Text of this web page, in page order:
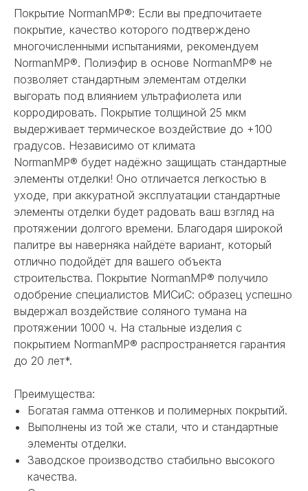
Покрытие NormanMP®: Если вы предпочитаете
покрытие, качество которого подтверждено
многочисленными испытаниями, рекомендуем
NormanMP®. Полиэфир в основе NormanMP® не
позволяет стандартным элементам отделки
выгорать под влиянием ультрафиолета или
корродировать. Покрытие толщиной 25 мкм
выдерживает термическое воздействие до +100
градусов. Независимо от климата
NormanMP® будет надёжно защищать стандартные
элементы отделки! Оно отличается легкостью в
уходе, при аккуратной эксплуатации стандартные
элементы отделки будет радовать ваш взгляд на
протяжении долгого времени. Благодаря широкой
палитре вы наверняка найдёте вариант, который
отлично подойдёт для вашего объекта
строительства. Покрытие NormanMP® получило
одобрение специалистов МИСиС: образец успешно
выдержал воздействие соляного тумана на
протяжении 1000 ч. На стальные изделия с
покрытием NormanMP® распространяется гарантия
до 20 лет*.
Преимущества:
Богатая гамма оттенков и полимерных покрытий.
Выполнены из той же стали, что и стандартные
элементы отделки.
Заводское производство стабильно высокого
качества.
НЕ НАШЛИ НУЖНОЕ
ИЛИ НУЖНА ПОМОЩЬ
С ВЫБОРОМ?
все вопросы. Свяжитесь по
телефону или заполните форму для
индивидуального подбора.